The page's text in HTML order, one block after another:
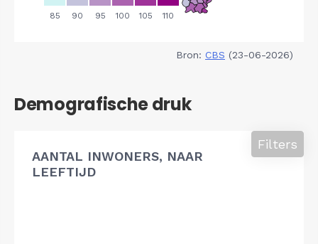
Bron: CBS (23-06-2026)
Demografische druk
AANTAL INWONERS, NAAR
LEEFTIJD
Filters